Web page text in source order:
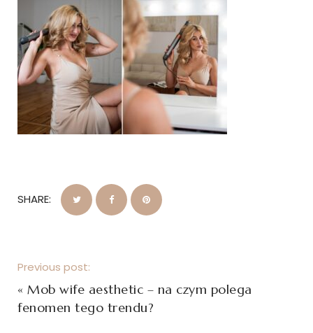
SHARE:
Previous post:
« Mob wife aesthetic – na czym polega
fenomen tego trendu?